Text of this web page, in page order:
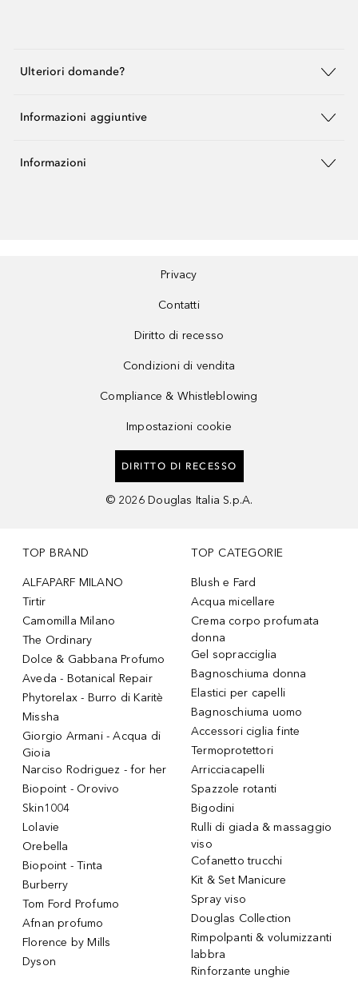
Ulteriori domande?
Informazioni aggiuntive
Informazioni
Privacy
Contatti
Diritto di recesso
Condizioni di vendita
Compliance & Whistleblowing
Impostazioni cookie
DIRITTO DI RECESSO
© 2026 Douglas Italia S.p.A.
TOP BRAND
ALFAPARF MILANO
Tirtir
Camomilla Milano
The Ordinary
Dolce & Gabbana Profumo
Aveda - Botanical Repair
Phytorelax - Burro di Karitè
Missha
Giorgio Armani - Acqua di
Gioia
Narciso Rodriguez - for her
Biopoint - Orovivo
Skin1004
Lolavie
Orebella
Biopoint - Tinta
Burberry
Tom Ford Profumo
Afnan profumo
Florence by Mills
Dyson
TOP CATEGORIE
Blush e Fard
Acqua micellare
Crema corpo profumata
donna
Gel sopracciglia
Bagnoschiuma donna
Elastici per capelli
Bagnoschiuma uomo
Accessori ciglia finte
Termoprotettori
Arricciacapelli
Spazzole rotanti
Bigodini
Rulli di giada & massaggio
viso
Cofanetto trucchi
Kit & Set Manicure
Spray viso
Douglas Collection
Rimpolpanti & volumizzanti
labbra
Rinforzante unghie